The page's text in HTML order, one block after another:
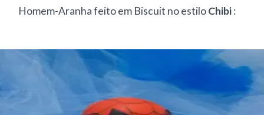
Homem-Aranha feito em Biscuit no estiloChibi: